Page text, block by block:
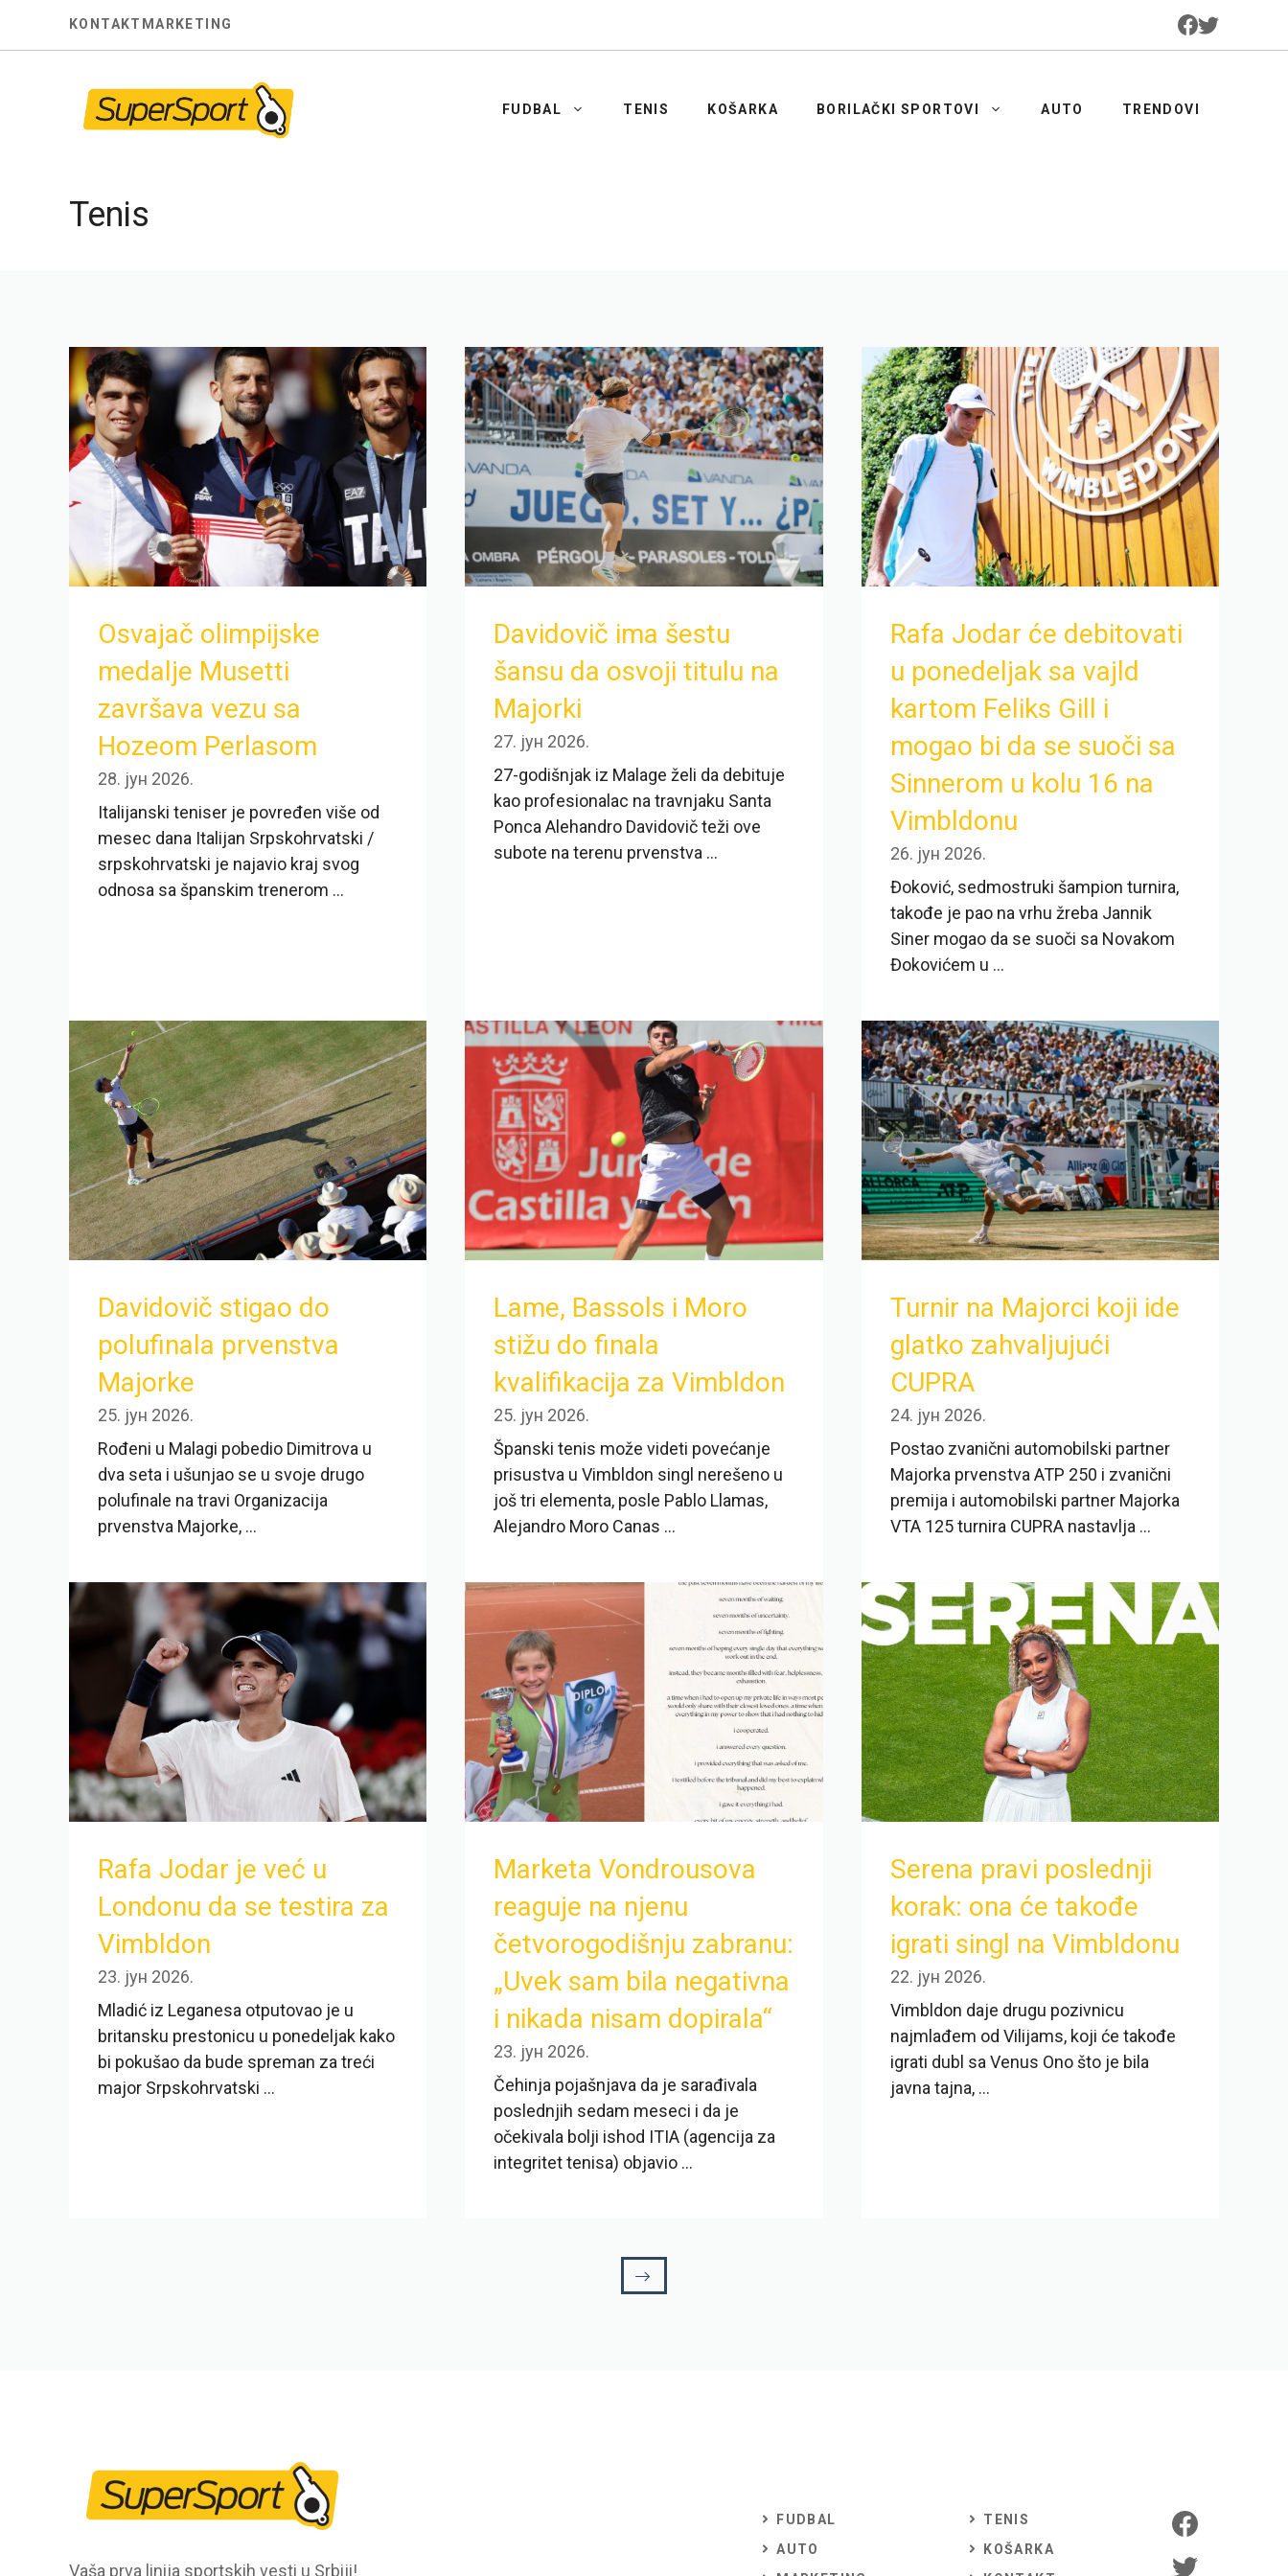
KONTAKT MARKETING
FUDBAL TENIS KOŠARKA BORILAČKI SPORTOVI AUTO TRENDOVI
Tenis
Osvajač olimpijske
medalje Musetti
završava vezu sa
Hozeom Perlasom
28. јун 2026.
Italijanski teniser je povređen više od
mesec dana Italijan Srpskohrvatski /
srpskohrvatski je najavio kraj svog
odnosa sa španskim trenerom ...
Davidovič ima šestu
šansu da osvoji titulu na
Majorki
27. јун 2026.
27-godišnjak iz Malage želi da debituje
kao profesionalac na travnjaku Santa
Ponca Alehandro Davidovič teži ove
subote na terenu prvenstva ...
Rafa Jodar će debitovati
u ponedeljak sa vajld
kartom Feliks Gill i
mogao bi da se suoči sa
Sinnerom u kolu 16 na
Vimbldonu
26. јун 2026.
Đoković, sedmostruki šampion turnira,
takođe je pao na vrhu žreba Jannik
Siner mogao da se suoči sa Novakom
Đokovićem u ...
Davidovič stigao do
polufinala prvenstva
Majorke
25. јун 2026.
Rođeni u Malagi pobedio Dimitrova u
dva seta i ušunjao se u svoje drugo
polufinale na travi Organizacija
prvenstva Majorke, ...
Lame, Bassols i Moro
stižu do finala
kvalifikacija za Vimbldon
25. јун 2026.
Španski tenis može videti povećanje
prisustva u Vimbldon singl nerešeno u
još tri elementa, posle Pablo Llamas,
Alejandro Moro Canas ...
Turnir na Majorci koji ide
glatko zahvaljujući
CUPRA
24. јун 2026.
Postao zvanični automobilski partner
Majorka prvenstva ATP 250 i zvanični
premija i automobilski partner Majorka
VTA 125 turnira CUPRA nastavlja ...
Rafa Jodar je već u
Londonu da se testira za
Vimbldon
23. јун 2026.
Mladić iz Leganesa otputovao je u
britansku prestonicu u ponedeljak kako
bi pokušao da bude spreman za treći
major Srpskohrvatski ...
Marketa Vondrousova
reaguje na njenu
četvorogodišnju zabranu:
„Uvek sam bila negativna
i nikada nisam dopirala“
23. јун 2026.
Čehinja pojašnjava da je sarađivala
poslednjih sedam meseci i da je
očekivala bolji ishod ITIA (agencija za
integritet tenisa) objavio ...
Serena pravi poslednji
korak: ona će takođe
igrati singl na Vimbldonu
22. јун 2026.
Vimbldon daje drugu pozivnicu
najmlađem od Vilijams, koji će takođe
igrati dubl sa Venus Ono što je bila
javna tajna, ...
Vaša prva linija sportskih vesti u Srbiji!
FUDBAL
AUTO
TENIS
KOŠARKA